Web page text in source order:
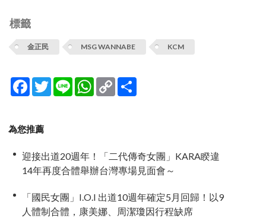
標籤
金正民 MSG WANNABE KCM
Facebook
TwitterLine WhatsApp
Copy
Link
為您推薦
迎接出道20週年！「二代傳奇女團」KARA睽違
14年再度合體舉辦台灣專場見面會～
「國民女團」I.O.I 出道10週年確定5月回歸！以9
人體制合體，康美娜、周潔瓊因行程缺席